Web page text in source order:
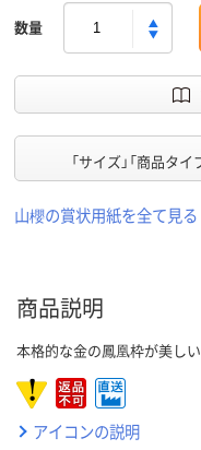
数量
「サイズ」「商品タ
山櫻の賞状用紙を全て見る
商品説明
本格的な金の鳳凰枠が美しい
アイコンの説明